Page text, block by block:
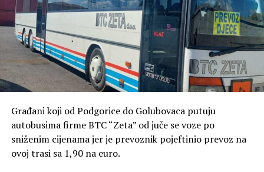
Građani koji od Podgorice do Golubovaca putuju
autobusima firme BTC “Zeta” od juče se voze po
sniženim cijenama jer je prevoznik pojeftinio prevoz na
ovoj trasi sa 1,90 na euro.